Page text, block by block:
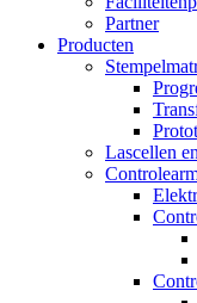
Partner
Producten
Lascellen